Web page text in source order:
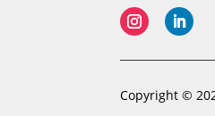
Copyright ©